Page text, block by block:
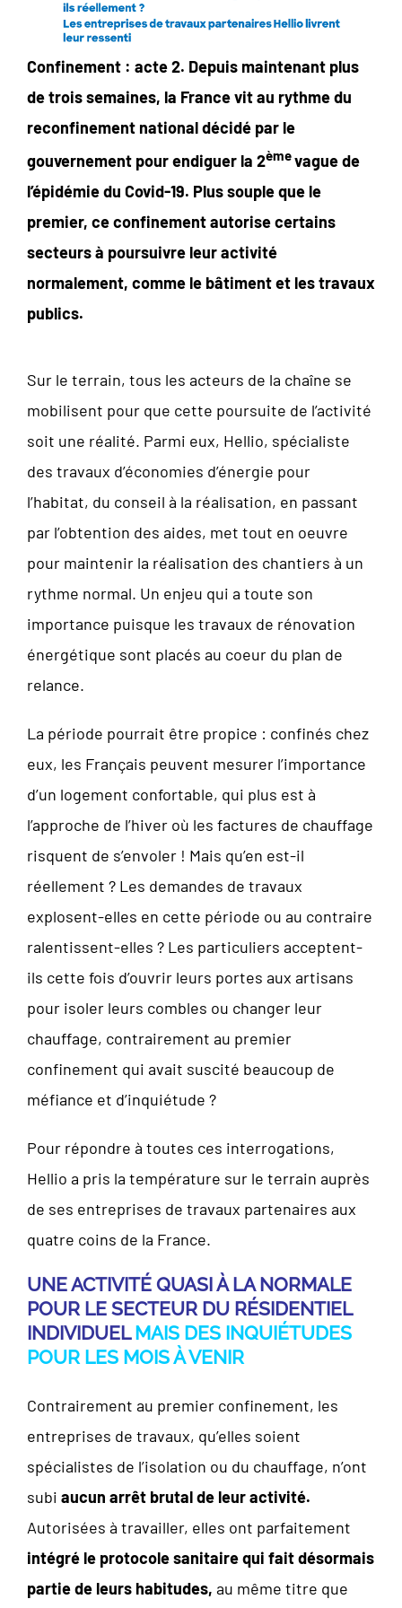
Confinement : acte 2. Depuis maintenant plus
de trois semaines, la France vit au rythme du
reconfinement national décidé par le
gouvernement pour endiguer la 2èmevague de
l’épidémie du Covid-19. Plus souple que le
premier, ce confinement autorise certains
secteurs à poursuivre leur activité
normalement, comme le bâtiment et les travaux
publics.
Sur le terrain, tous les acteurs de la chaîne se
mobilisent pour que cette poursuite de l’activité
soit une réalité. Parmi eux, Hellio, spécialiste
des travaux d’économies d’énergie pour
l’habitat, du conseil à la réalisation, en passant
par l’obtention des aides, met tout en oeuvre
pour maintenir la réalisation des chantiers à un
rythme normal. Un enjeu qui a toute son
importance puisque les travaux de rénovation
énergétique sont placés au coeur du plan de
relance.
La période pourrait être propice : confinés chez
eux, les Français peuvent mesurer l’importance
d’un logement confortable, qui plus est à
l’approche de l’hiver où les factures de chauffage
risquent de s’envoler ! Mais qu’en est-il
réellement ? Les demandes de travaux
explosent-elles en cette période ou au contraire
ralentissent-elles ? Les particuliers acceptent-
ils cette fois d’ouvrir leurs portes aux artisans
pour isoler leurs combles ou changer leur
chauffage, contrairement au premier
confinement qui avait suscité beaucoup de
méfiance et d’inquiétude ?
Pour répondre à toutes ces interrogations,
Hellio a pris la température sur le terrain auprès
de ses entreprises de travaux partenaires aux
quatre coins de la France.
UNE ACTIVITÉ QUASI À LA NORMALE
POUR LE SECTEUR DU RÉSIDENTIEL
INDIVIDUEL MAIS DES INQUIÉTUDES
POUR LES MOIS À VENIR
Contrairement au premier confinement, les
entreprises de travaux, qu’elles soient
spécialistes de l’isolation ou du chauffage, n’ont
subi aucun arrêt brutal de leur activité.
Autorisées à travailler, elles ont parfaitement
intégré le protocole sanitaire qui fait désormais
partie de leurs habitudes, au même titre que